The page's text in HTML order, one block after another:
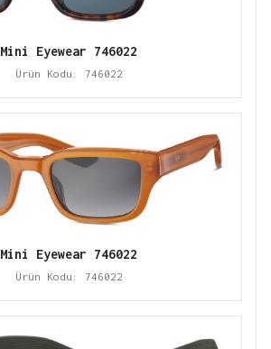
Mini Eyewear 746022
Ürün Kodu: 746022
Mini Eyewear 746022
Ürün Kodu: 746022